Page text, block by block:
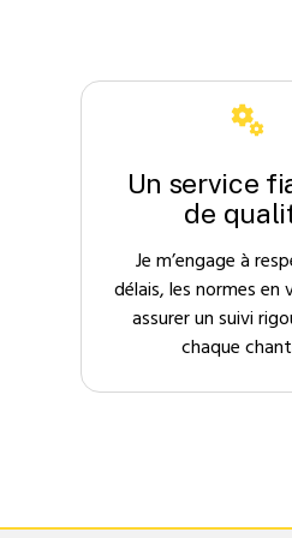
Un service
de
Je m’engage à
délais, les normes en
assurer un suivi
chaque